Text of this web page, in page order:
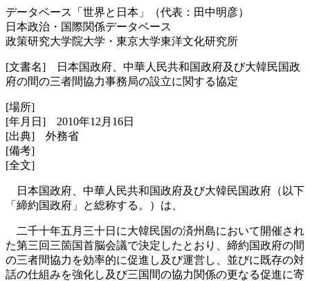
データベース「世界と日本」（代表：田中明彦）
日本政治・国際関係データベース
政策研究大学院大学・東京大学東洋文化研究所
[文書名] 日本国政府、中華人民共和国政府及び大韓民国政
府の間の三者間協力事務局の設立に関する協定
[場所]
[年月日] 2010年12月16日
[出典] 外務省
[備考]
[全文]
日本国政府、中華人民共和国政府及び大韓民国政府（以下
「締約国政府」と総称する。）は、
二千十年五月三十日に大韓民国の済州島において開催され
た第三回三箇国首脳会議で決定したとおり、締約国政府の間
の三者間協力を効率的に促進し及び運営し、並びに既存の対
話の仕組みを強化し及び三国間の協力関係の更なる促進に寄